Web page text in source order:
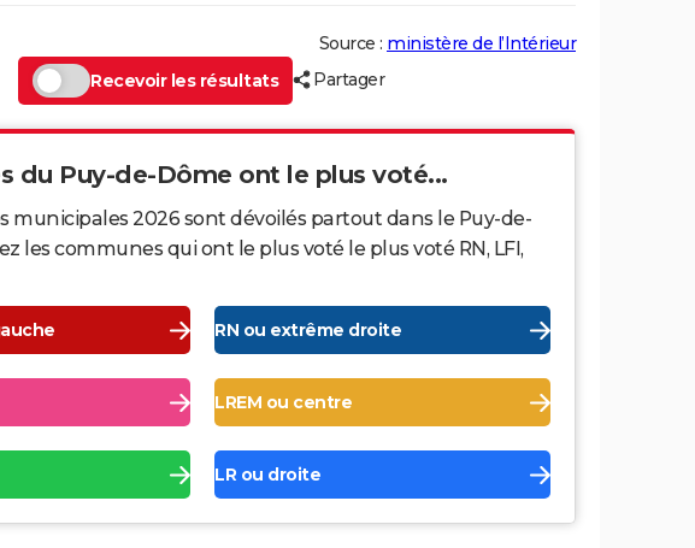
Source : ministère de l’Intérieur
Recevoir les résultats
Partager
du Puy-de-Dôme ont le plus voté...
municipales 2026 sont dévoilés partout dans le Puy-de-
les communes qui ont le plus voté le plus voté RN, LFI,
RN ou extrême droite
LREM ou centre
LR ou droite